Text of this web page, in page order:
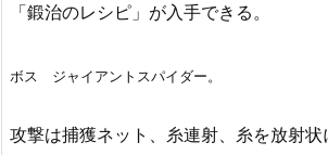
「鍛治のレシピ」が入手できる。
ボス ジャイアントスパイダー。
攻撃は捕獲ネット、糸連射、糸を放射状